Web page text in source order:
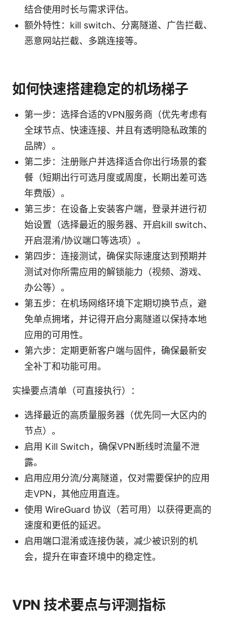
结合使用时长与需求评估。
额外特性：kill switch、分离隧道、广告拦截、
恶意网站拦截、多跳连接等。
如何快速搭建稳定的机场梯子
第一步：选择合适的VPN服务商（优先考虑有
全球节点、快速连接、并且有透明隐私政策的
品牌）。
第二步：注册账户并选择适合你出行场景的套
餐（短期出行可选月度或周度，长期出差可选
年费版）。
第三步：在设备上安装客户端，登录并进行初
始设置（选择最近的服务器、开启kill switch、
开启混淆/协议端口等选项）。
第四步：连接测试，确保实际速度达到预期并
测试对你所需应用的解锁能力（视频、游戏、
办公等）。
第五步：在机场网络环境下定期切换节点，避
免单点拥堵，并记得开启分离隧道以保持本地
应用的可用性。
第六步：定期更新客户端与固件，确保最新安
全补丁和功能可用。
实操要点清单（可直接执行）：
选择最近的高质量服务器（优先同一大区内的
节点）。
启用 Kill Switch，确保VPN断线时流量不泄
露。
启用应用分流/分离隧道，仅对需要保护的应用
走VPN，其他应用直连。
使用 WireGuard 协议（若可用）以获得更高的
速度和更低的延迟。
启用端口混淆或连接伪装，减少被识别的机
会，提升在审查环境中的稳定性。
VPN 技术要点与评测指标